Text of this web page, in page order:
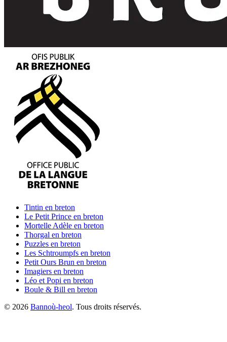
Tintin en breton
Le Petit Prince en breton
Mortelle Adèle en breton
Thorgal en breton
Puzzles en breton
Les Schtroumpfs en breton
Petit Ours Brun en breton
Imagiers en breton
Léo et Popi en breton
Boule & Bill en breton
© 2026 Bannoù-heol. Tous droits réservés.